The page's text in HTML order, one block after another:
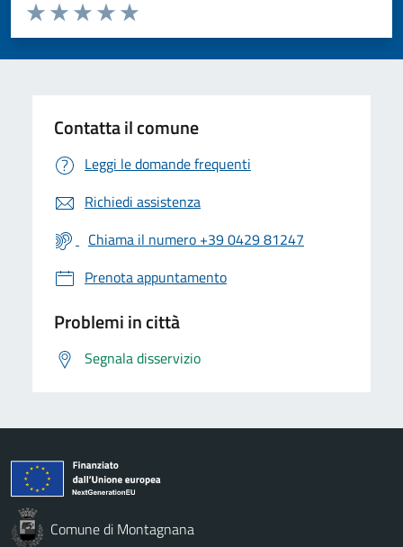
Valuta da 1 a 5 stelle la pagina
Valuta 5 stelle su 5
Valuta 4 stelle su 5
Valuta 3 stelle su 5
Valuta 2 stelle su 5
Valuta 1 stelle su 5
Contatta il comune
Leggi le domande frequenti
Richiedi assistenza
Chiama il numero +39 0429 81247
Prenota appuntamento
Problemi in città
Segnala disservizio
Comune di Montagnana